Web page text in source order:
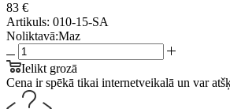
83 €
Artikuls: 010-15-SA
Noliktavā:Maz
Ielikt grozā
Cena ir spēkā tikai internetveikalā un var